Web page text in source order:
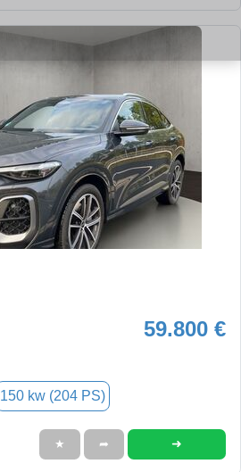
59.800 €
150 kw (204 PS)
★ ➦ ➜